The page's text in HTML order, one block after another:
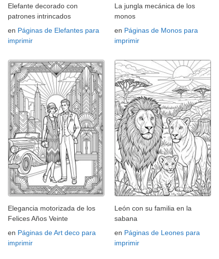
Elefante decorado con
patrones intrincados
en Páginas de Elefantes para
imprimir
La jungla mecánica de los
monos
en Páginas de Monos para
imprimir
Elegancia motorizada de los
Felices Años Veinte
en Páginas de Art deco para
imprimir
León con su familia en la
sabana
en Páginas de Leones para
imprimir